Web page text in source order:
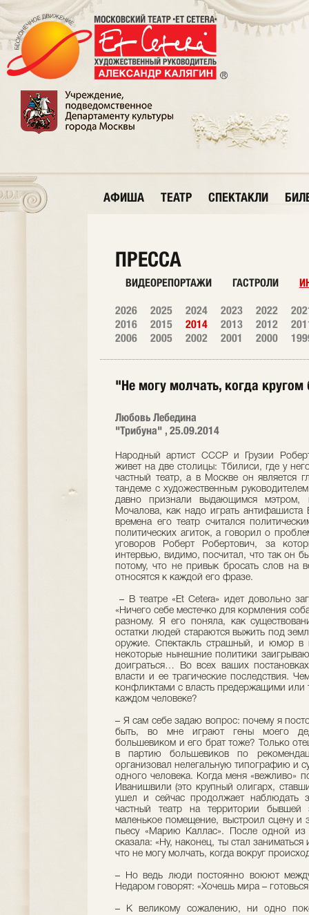
АФИША ТЕАТР СПЕКТАКЛИ
ПРЕССА
ВИДЕОРЕПОРТАЖИ ГАСТРОЛИ
2026 2025 2024 2023 2022
2016
2015 2014 2013 2012
2006
2005 2002 2001 2000
"Не могу молчать, когда кругом
Любовь Лебедина
"Трибуна" , 25.09.2014
Народный артист СССР и Грузии
живет на две столицы: Тбилиси, где у
частный театр, а в Москве он является
тандеме с художественным
давно признали выдающимся мэтром,
Мочалова, как надо играть
времена его театр считался
политических агиток, а говорил о
уговоров Роберт Робертович, за
интервью, видимо, посчитал, что так он
потому, что не привык бросать слов на
относятся к каждой его фразе.
– В театре «Еt Cetera» идет довольно
«Ничего себе местечко для кормления
разному. Я его поняла, как
остатки людей стараются выжить под
оружие. Спектакль страшный, и юмор в
некоторые нынешние политики
доиграться… Во всех ваших
власти и ее трагические последствия.
конфликтами с власть предержащими или
каждом человеке?
– Я сам себе задаю вопрос: почему я
быть, во мне играют гены моего
большевиком и его брат тоже? Только
в партию большевиков по
организовал нелегальную типографию и
одного человека. Когда меня «вежливо»
Иванишвили (это крупный олигарх,
ушел и сейчас продолжает наблюдать
частный театр на территории
маленькое помещение, выстроил сцену и
пьесу «Марию Каллас». После одной
сказала: «Ну, наконец, ты стал
что не могу молчать, когда вокруг
– Но ведь люди постоянно воюют
Недаром говорят: «Хочешь мира –
– К великому сожалению, ни одно